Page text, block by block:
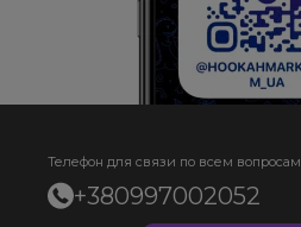
Телефон для связи по всем вопросам
+380997002052